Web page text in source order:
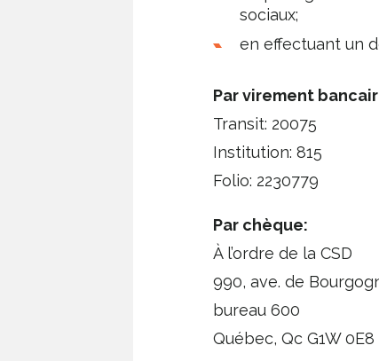
sociaux;
en effectuant un
Par virement
Transit: 20075
Institution: 815
Folio: 2230779
Par chèque:
À l’ordre de la CSD
990, ave. de
bureau 600
Québec, Qc G1W 0E8